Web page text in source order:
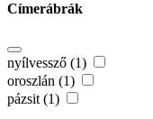
Címerábrák
nyílvessző (1)
oroszlán (1)
pázsit (1)